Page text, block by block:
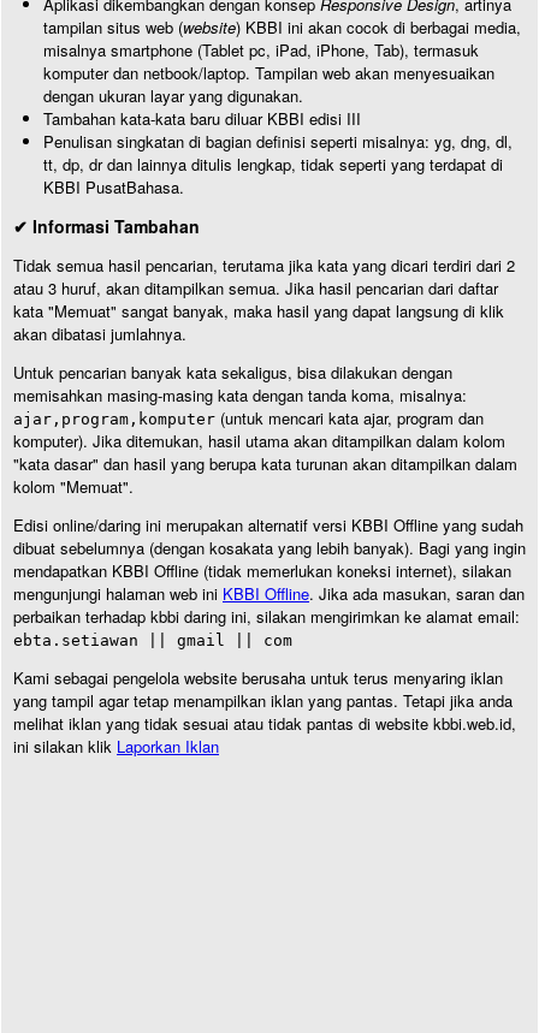
tampilan situs web (website) KBBI ini akan cocok di berbagai media,
misalnya smartphone (Tablet pc, iPad, iPhone, Tab), termasuk
komputer dan netbook/laptop. Tampilan web akan menyesuaikan
dengan ukuran layar yang digunakan.
Tambahan kata-kata baru diluar KBBI edisi III
Penulisan singkatan di bagian definisi seperti misalnya: yg, dng, dl,
tt, dp, dr dan lainnya ditulis lengkap, tidak seperti yang terdapat di
KBBI PusatBahasa.
✔ Informasi Tambahan
Tidak semua hasil pencarian, terutama jika kata yang dicari terdiri dari 2
atau 3 huruf, akan ditampilkan semua. Jika hasil pencarian dari daftar
kata "Memuat" sangat banyak, maka hasil yang dapat langsung di klik
akan dibatasi jumlahnya.
Untuk pencarian banyak kata sekaligus, bisa dilakukan dengan
memisahkan masing-masing kata dengan tanda koma, misalnya:
ajar,program,komputer (untuk mencari kata ajar, program dan
komputer). Jika ditemukan, hasil utama akan ditampilkan dalam kolom
"kata dasar" dan hasil yang berupa kata turunan akan ditampilkan dalam
kolom "Memuat".
Edisi online/daring ini merupakan alternatif versi KBBI Offline yang sudah
dibuat sebelumnya (dengan kosakata yang lebih banyak). Bagi yang ingin
mendapatkan KBBI Offline (tidak memerlukan koneksi internet), silakan
mengunjungi halaman web ini KBBI Offline. Jika ada masukan, saran dan
perbaikan terhadap kbbi daring ini, silakan mengirimkan ke alamat email:
ebta.setiawan || gmail || com
Kami sebagai pengelola website berusaha untuk terus menyaring iklan
yang tampil agar tetap menampilkan iklan yang pantas. Tetapi jika anda
melihat iklan yang tidak sesuai atau tidak pantas di website kbbi.web.id,
ini silakan klik Laporkan Iklan